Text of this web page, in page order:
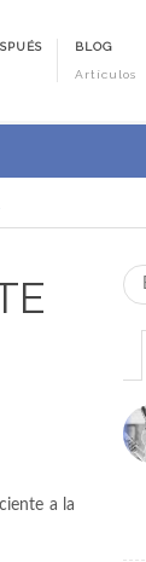
BLOG
Artículos
a la